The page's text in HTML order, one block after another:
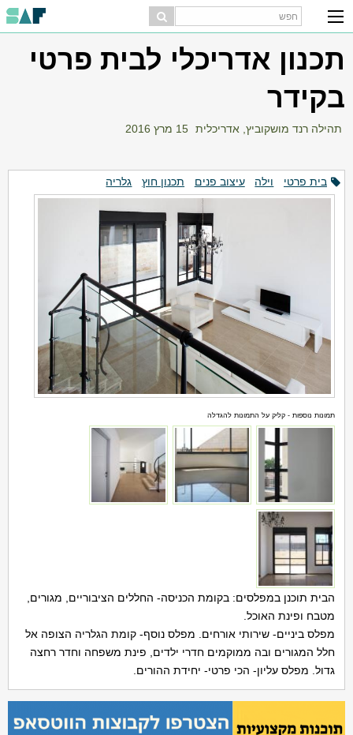
תכנון אדריכלי לבית פרטי
בקידר
תהילה רנד מושקוביץ, אדריכלית 15 מרץ 2016
בית פרטי וילה עיצוב פנים תכנון חוץ גלריה
תמונות נוספות - קליק על התמונות להגדלה
הבית תוכנן במפלסים: בקומת הכניסה- החללים הציבוריים, מגורים,
מטבח ופינת האוכל.
מפלס ביניים- שירותי אורחים. מפלס נוסף- קומת הגלריה הצופה אל
חלל המגורים ובה ממוקמים חדרי ילדים, פינת משפחה וחדר רחצה
גדול. מפלס עליון- הכי פרטי- יחידת ההורים.